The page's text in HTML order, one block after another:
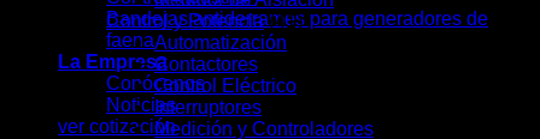
Bandejas antiderrames para generadores de
faena
La Empresa
Conócenos
Noticias
ver cotización
Control y Potencia (41)
Automatización
Contactores
Control Eléctrico
Interruptores
Medición y Controladores